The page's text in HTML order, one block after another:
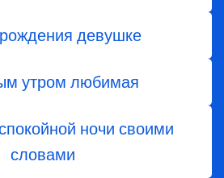
девушке
утром любимая
ночи своими
словами